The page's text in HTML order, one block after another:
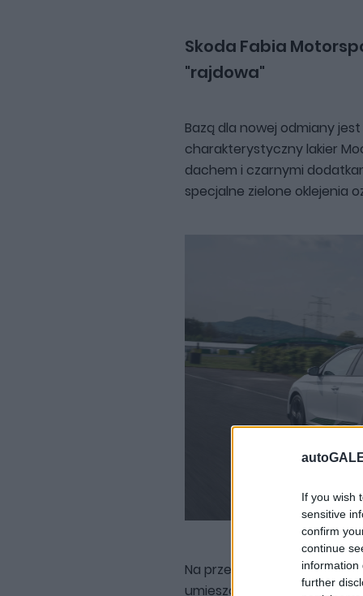
If you wish
sensitive
confirm
continue
information
further
Skoda Fabia
"rajdowa"
Bazą dla nowej odmiany jest
charakterystyczny lakier
dachem i czarnymi
specjalne zielone oklejenia
Na przednim zderzaku
umieszczono logo "125".